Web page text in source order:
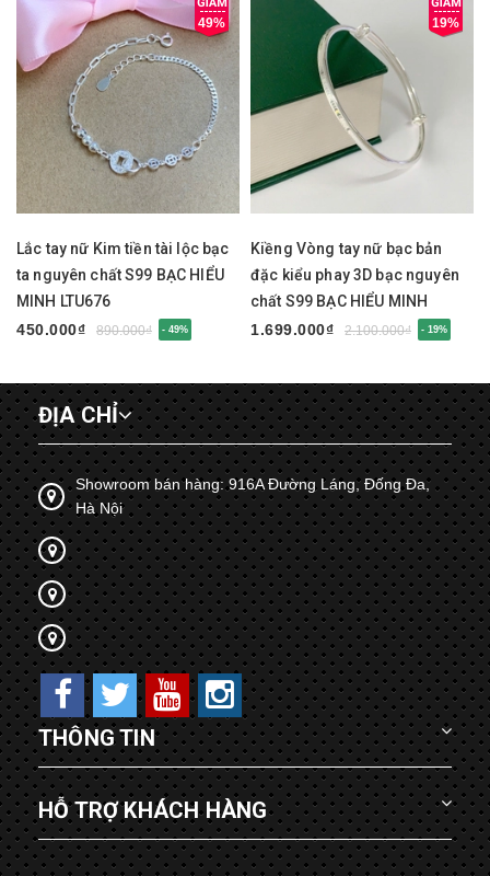
49%
Lắc tay nữ Kim tiền tài lộc bạc
ta nguyên chất S99 BẠC HIỂU
MINH LTU676
450.000₫
890.000₫ - 49%
19%
Kiềng Vòng tay nữ bạc bản
đặc kiểu phay 3D bạc nguyên
chất S99 BẠC HIỂU MINH
LTU675
1.699.000₫ 2.100.000₫ - 19%
ĐỊA CHỈ
Showroom bán hàng: 916A Đường Láng, Đống Đa,
Hà Nội
THÔNG TIN
HỖ TRỢ KHÁCH HÀNG